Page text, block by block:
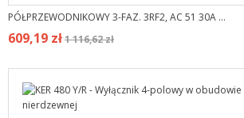
PÓŁPRZEWODNIKOWY 3-FAZ. 3RF2, AC 51 30A ...
609,19 zł1 116,62 zł